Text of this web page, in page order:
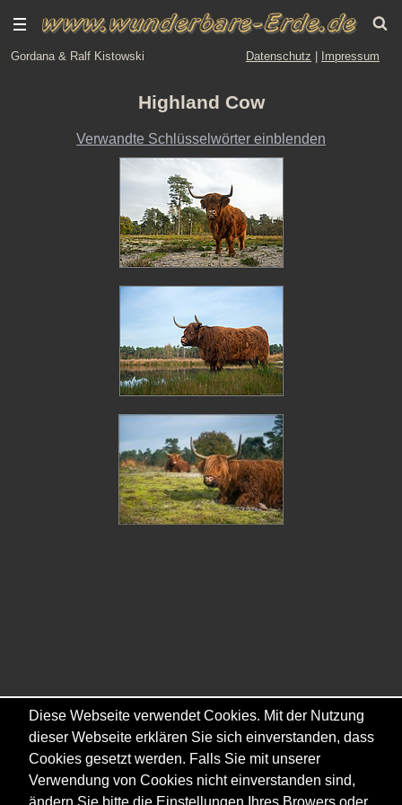
Gordana & Ralf Kistowski Datenschutz Impressum
Highland Cow
Verwandte Schlüsselwörter einblenden
Diese Webseite verwendet Cookies. Mit der Nutzung
dieser Webseite erklären Sie sich einverstanden, dass
Cookies gesetzt werden. Falls Sie mit unserer
Verwendung von Cookies nicht einverstanden sind,
ändern Sie bitte die Einstellungen Ihres Browers oder